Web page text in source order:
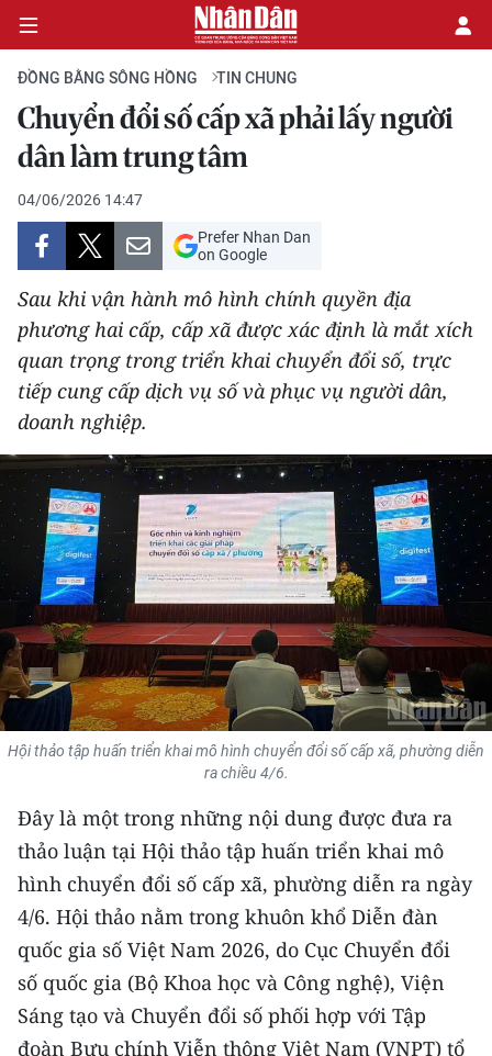
CHÍNH TRỊ
KINH TẾ
VĂN HÓA
XÃ HỘI
PHÁP LUẬT
DU LỊCH
THẾ GIỚI
THỂ THAO
GIÁO DỤC
Y TẾ
KHOA HỌC - CÔNG NGHỆ
MÔI TRƯỜNG
KIỂM CHỨNG THÔNG TIN
TRI THỨC CHUYÊN SÂU
54 DÂN TỘC VIỆT NAM
CHƯƠNG TRÌNH OCOP - MỖI XÃ
MỘT SẢN PHẨM
ĐỒNG BẰNG SÔNG HỒNG TIN CHUNG
Chuyển đổi số cấp xã phải lấy người
dân làm trung tâm
04/06/2026 14:47
Prefer Nhan Dan
on Google
Sau khi vận hành mô hình chính quyền địa
phương hai cấp, cấp xã được xác định là mắt xích
quan trọng trong triển khai chuyển đổi số, trực
tiếp cung cấp dịch vụ số và phục vụ người dân,
doanh nghiệp.
Hội thảo tập huấn triển khai mô hình chuyển đổi số cấp xã, phường diễn
ra chiều 4/6.
Đây là một trong những nội dung được đưa ra
thảo luận tại Hội thảo tập huấn triển khai mô
hình chuyển đổi số cấp xã, phường diễn ra ngày
4/6. Hội thảo nằm trong khuôn khổ Diễn đàn
quốc gia số Việt Nam 2026, do Cục Chuyển đổi
số quốc gia (Bộ Khoa học và Công nghệ), Viện
Sáng tạo và Chuyển đổi số phối hợp với Tập
đoàn Bưu chính Viễn thông Việt Nam (VNPT) tổ